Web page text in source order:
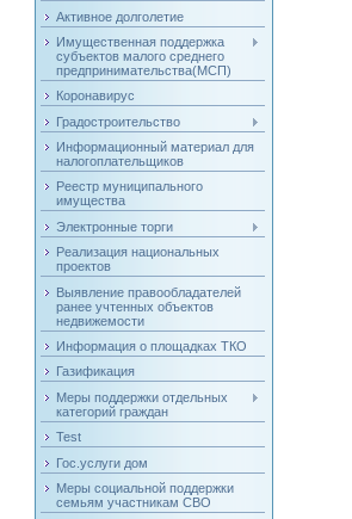
Активное долголетие
Имущественная поддержка
субъектов малого среднего
предпринимательства(МСП)
Коронавирус
Градостроительство
Информационный материал для
налогоплательщиков
Реестр муниципального
имущества
Электронные торги
Реализация национальных
проектов
Выявление правообладателей
ранее учтенных объектов
недвижемости
Информация о площадках ТКО
Газификация
Меры поддержки отдельных
категорий граждан
Test
Гос.услуги дом
Меры социальной поддержки
семьям участникам СВО